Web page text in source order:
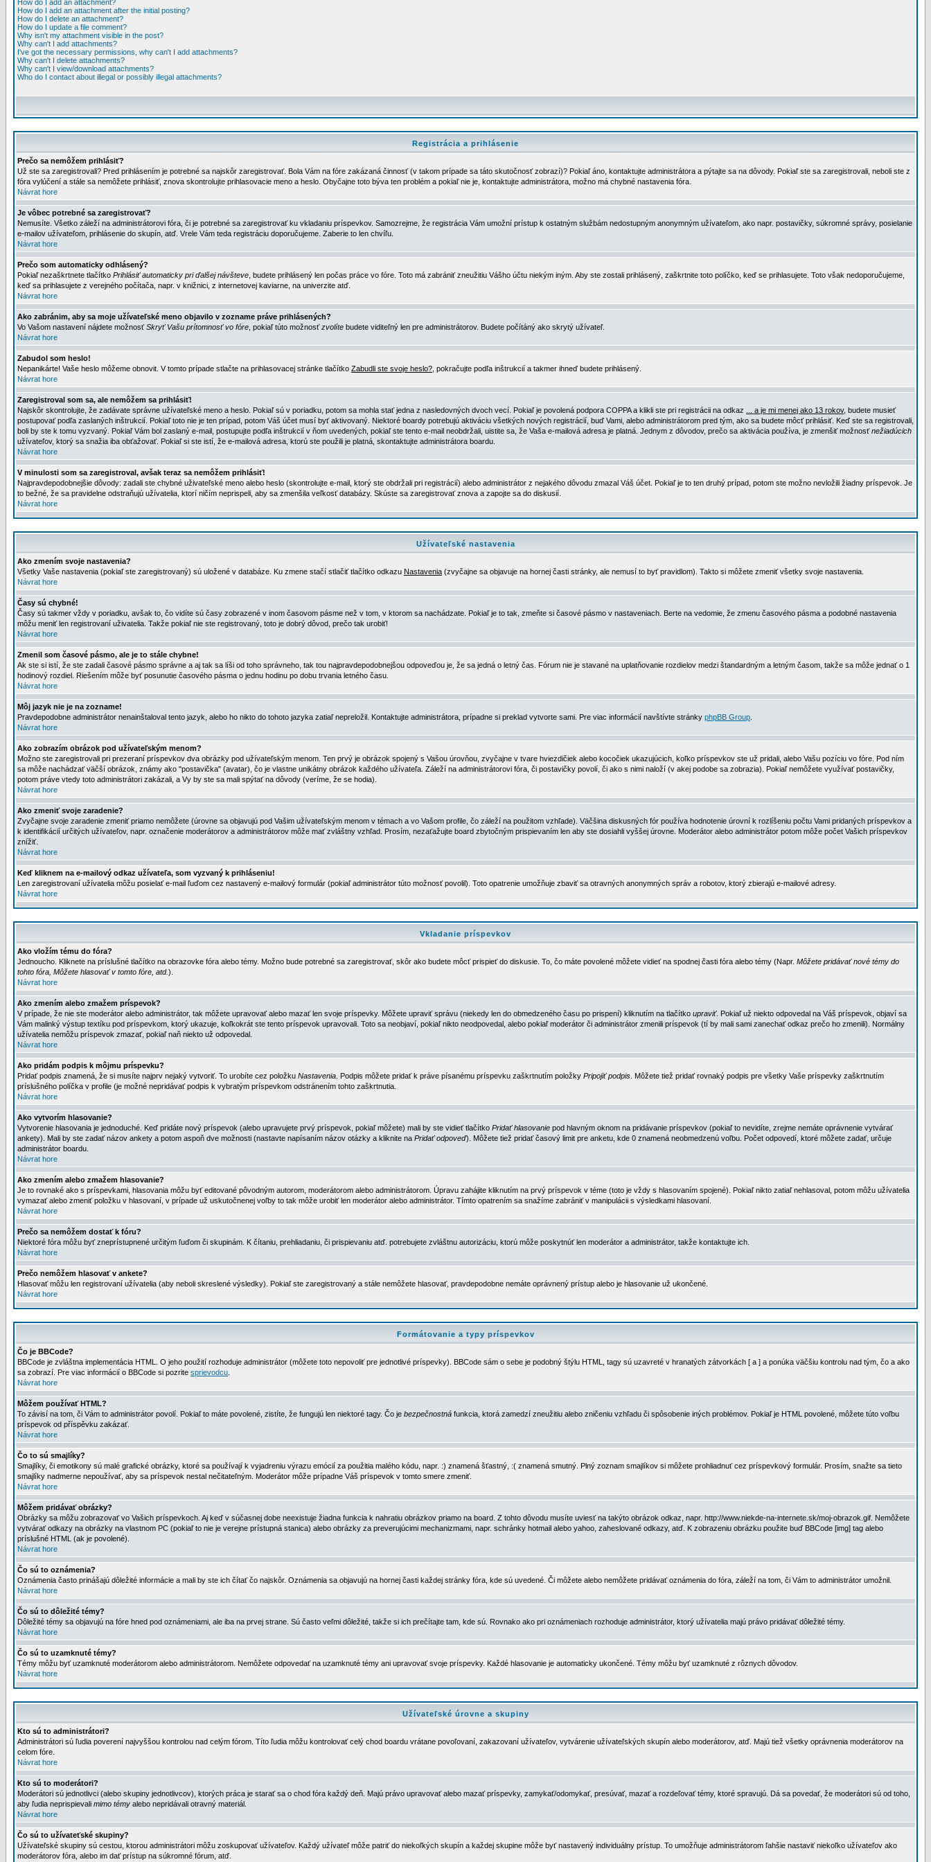
How do I add an attachment?
How do I add an attachment after the initial posting?
How do I delete an attachment?
How do I update a file comment?
Why isn't my attachment visible in the post?
Why can't I add attachments?
I've got the necessary permissions, why can't I add attachments?
Why can't I delete attachments?
Why can't I view/download attachments?
Who do I contact about illegal or possibly illegal attachments?
Registrácia a prihlásenie
Prečo sa nemôžem prihlásiť?
Už ste sa zaregistrovali? Pred prihlásením je potrebné sa najskôr zaregistrovať. Bola Vám na fóre zakázaná činnosť (v takom prípade sa táto skutočnosť zobrazí)? Pokiaľ áno, kontaktujte administrátora a pýtajte sa na dôvody. Pokiaľ ste sa zaregistrovali, neboli ste z
fóra vylúčení a stále sa nemôžete prihlásiť, znova skontrolujte prihlasovacie meno a heslo. Obyčajne toto býva ten problém a pokiaľ nie je, kontaktujte administrátora, možno má chybné nastavenia fóra.
Návrat hore
Je vôbec potrebné sa zaregistrovať?
Nemusíte. Všetko záleží na administrátorovi fóra, či je potrebné sa zaregistrovať ku vkladaniu príspevkov. Samozrejme, že registrácia Vám umožní prístup k ostatným službám nedostupným anonymným užívateľom, ako napr. postavičky, súkromné správy, posielanie
e-mailov užívateľom, prihlásenie do skupín, atď. Vrele Vám teda registráciu doporučujeme. Zaberie to len chvíľu.
Návrat hore
Prečo som automaticky odhlásený?
Pokiaľ nezaškrtnete tlačítko Prihlásiť automaticky pri ďalšej návšteve , budete prihlásený len počas práce vo fóre. Toto má zabrániť zneužitiu Vášho účtu niekým iným. Aby ste zostali prihlásený, zaškrtnite toto políčko, keď se prihlasujete. Toto však nedoporučujeme,
keď sa prihlasujete z verejného počítača, napr. v knižnici, z internetovej kaviarne, na univerzite atď.
Návrat hore
Ako zabránim, aby sa moje užívateľské meno objavilo v zozname práve prihlásených?
Vo Vašom nastavení nájdete možnosťSkryť Vašu prítomnosť vo fóre , pokiaľ túto možnosťzvolíte budete viditeľný len pre administrátorov. Budete počítáný ako skrytý užívateľ.
Návrat hore
Zabudol som heslo!
Nepanikárte! Vaše heslo môžeme obnovit. V tomto prípade stlačte na prihlasovacej stránke tlačítko Zabudli ste svoje heslo? , pokračujte podľa inštrukcií a takmer ihneď budete prihlásený.
Návrat hore
Zaregistroval som sa, ale nemôžem sa prihlásiť!
Najskôr skontrolujte, že zadávate správne užívateľské meno a heslo. Pokiaľ sú v poriadku, potom sa mohla stať jedna z nasledovných dvoch vecí. Pokiaľ je povolená podpora COPPA a klikli ste pri registrácii na odkaz
... a je mi menej ako 13 rokov, budete musieť
postupovať podľa zaslaných inštrukcií. Pokiaľ toto nie je ten prípad, potom Váš účet musí byť aktivovaný. Niektoré boardy potrebujú aktiváciu všetkých nových registrácií, buď Vami, alebo administrátorom pred tým, ako sa budete môcť prihlásiť. Keď ste sa registrovali,
boli by ste k tomu vyzvaný. Pokiaľ Vám bol zaslaný e-mail, postupujte podľa inštrukcií v ňom uvedených, pokiaľ ste tento e-mail neobdržali, uistite sa, že Vaša e-mailová adresa je platná. Jednym z dôvodov, prečo sa aktivácia používa, je zmenšiť možnosťnežiadúcich
užívateľov, ktorý sa snažia iba obťažovať. Pokiaľ si ste istí, že e-mailová adresa, ktorú ste použili je platná, skontaktujte administrátora boardu.
Návrat hore
V minulosti som sa zaregistroval, avšak teraz sa nemôžem prihlásiť!
Najpravdepodobnejšie dôvody: zadali ste chybné uživateľské meno alebo heslo (skontrolujte e-mail, ktorý ste obdržali pri registrácií) alebo administrátor z nejakého dôvodu zmazal Váš účet. Pokiaľ je to ten druhý prípad, potom ste možno nevložili žiadny príspevok. Je
to bežné, že sa pravidelne odstraňujú užívatelia, ktorí ničím neprispeli, aby sa zmenšila veľkosť databázy. Skúste sa zaregistrovať znova a zapojte sa do diskusií.
Návrat hore
Užívateľské nastavenia
Ako zmením svoje nastavenia?
Všetky Vaše nastavenia (pokiaľ ste zaregistrovaný) sú uložené v databáze. Ku zmene stačí stlačiť tlačítko odkazu Nastavenia (zvyčajne sa objavuje na hornej časti stránky, ale nemusí to byť pravidlom). Takto si môžete zmeniť všetky svoje nastavenia.
Návrat hore
Časy sú chybné!
Časy sú takmer vždy v poriadku, avšak to, čo vidíte sú časy zobrazené v inom časovom pásme než v tom, v ktorom sa nachádzate. Pokiaľ je to tak, zmeňte si časové pásmo v nastaveniach. Berte na vedomie, že zmenu časového pásma a podobné nastavenia
môžu meniť len registrovaní uživatelia. Takže pokiaľ nie ste registrovaný, toto je dobrý dôvod, prečo tak urobiť!
Návrat hore
Zmenil som časové pásmo, ale je to stále chybne!
Ak ste si istí, že ste zadali časové pásmo správne a aj tak sa líši od toho správneho, tak tou najpravdepodobnejšou odpoveďou je, že sa jedná o letný čas. Fórum nie je stavané na uplatňovanie rozdielov medzi štandardným a letným časom, takže sa môže jednať o 1
hodinový rozdiel. Riešením môže byť posunutie časového pásma o jednu hodinu po dobu trvania letného času.
Návrat hore
Môj jazyk nie je na zozname!
Pravdepodobne administrátor nenainštaloval tento jazyk, alebo ho nikto do tohoto jazyka zatiaľ nepreložil. Kontaktujte administrátora, prípadne si preklad vytvorte sami. Pre viac informácií navštívte stránky phpBB Group
Návrat hore
Ako zobrazím obrázok pod užívateľským menom?
Možno ste zaregistrovali pri prezeraní príspevkov dva obrázky pod užívateľským menom. Ten prvý je obrázok spojený s Vašou úrovňou, zvyčajne v tvare hviezdičiek alebo kocočiek ukazujúcich, koľko príspevkov ste už pridali, alebo Vašu pozíciu vo fóre. Pod ním
sa môže nachádzať väčší obrázok, známy ako "postavička" (avatar), čo je vlastne unikátny obrázok každého užívateľa. Záleží na administrátorovi fóra, či postavičky povolí, či ako s nimi naloží (v akej podobe sa zobrazia). Pokiaľ nemôžete využívať postavičky,
potom práve vtedy toto administrátori zakázali, a Vy by ste sa mali spýtať na dôvody (veríme, že se hodia).
Návrat hore
Ako zmeniť svoje zaradenie?
Zvyčajne svoje zaradenie zmeniť priamo nemôžete (úrovne sa objavujú pod Vašim užívateľským menom v témach a vo Vašom profile, čo záleží na použitom vzhľade). Väčšina diskusných fór používa hodnotenie úrovní k rozlíšeniu počtu Vami pridaných príspevkov a
k identifikácií určitých užívateľov, napr. označenie moderátorov a administrátorov môže mať zvláštny vzhľad. Prosím, nezaťažujte board zbytočným prispievaním len aby ste dosiahli vyššej úrovne. Moderátor alebo administrátor potom môže počet Vašich príspevkov
znížiť.
Návrat hore
Keď kliknem na e-mailový odkaz užívateľa, som vyzvaný k prihláseniu!
Len zaregistrovaní užívatelia môžu posielať e-mail ľuďom cez nastavený e-mailový formulár (pokiaľ administrátor túto možnosť povolil). Toto opatrenie umožňuje zbaviť sa otravných anonymných správ a robotov, ktorý zbierajú e-mailové adresy.
Návrat hore
Vkladanie príspevkov
Ako vložím tému do fóra?
Jednoucho. Kliknete na príslušné tlačítko na obrazovke fóra alebo témy. Možno bude potrebné sa zaregistrovať, skôr ako budete môcť prispieť do diskusie. To, čo máte povolené môžete vidieť na spodnej časti fóra alebo témy (Napr. Môžete pridávať nové témy do
tohto fóra, Môžete hlasovať v tomto fóre, atd.).
Návrat hore
Ako zmením alebo zmažem príspevok?
V prípade, že nie ste moderátor alebo administrátor, tak môžete upravovať alebo mazať len svoje príspevky. Môžete upraviť správu (niekedy len do obmedzeného času po prispení) kliknutím na tlačítko upraviť. Pokiaľ už niekto odpovedal na Váš príspevok, objaví sa
Vám malinký výstup textíku pod príspevkom, ktorý ukazuje, koľkokrát ste tento príspevok upravovali. Toto sa neobjaví, pokiaľ nikto neodpovedal, alebo pokiaľ moderátor či administrátor zmenili príspevok (tí by mali sami zanechať odkaz prečo ho zmenili). Normálny
užívatelia nemôžu príspevok zmazať, pokiaľ naň niekto už odpovedal.
Návrat hore
Ako pridám podpis k môjmu príspevku?
Pridať podpis znamená, že si musíte najprv nejaký vytvoriť. To urobíte cez položku Nastavenia . Podpis môžete pridať k práve písanému príspevku zaškrtnutím položky Pripojiť podpis . Môžete tiež pridať rovnaký podpis pre všetky Vaše príspevky zaškrtnutím
príslušného políčka v profile (je možné nepridávať podpis k vybratým príspevkom odstránením tohto zaškrtnutia.
Návrat hore
Ako vytvorím hlasovanie?
Vytvorenie hlasovania je jednoduché. Keď pridáte nový príspevok (alebo upravujete prvý príspevok, pokiaľ môžete) mali by ste vidieť tlačítko Pridať hlasovanie pod hlavným oknom na pridávanie príspevkov (pokiaľ to nevidíte, zrejme nemáte oprávnenie vytvárať
ankety). Mali by ste zadať názov ankety a potom aspoň dve možnosti (nastavte napísaním názov otázky a kliknite na Pridať odpoveď). Môžete tiež pridať časový limit pre anketu, kde 0 znamená neobmedzenú voľbu. Počet odpovedí, ktoré môžete zadať, určuje
administrátor boardu.
Návrat hore
Ako zmením alebo zmažem hlasovanie?
Je to rovnaké ako s príspevkami, hlasovania môžu byť editované pôvodným autorom, moderátorom alebo administrátorom. Úpravu zahájite kliknutím na prvý príspevok v téme (toto je vždy s hlasovaním spojené). Pokiaľ nikto zatiaľ nehlasoval, potom môžu užívatelia
vymazať alebo zmeniť položku v hlasovaní, v prípade už uskutočnenej voľby to tak môže urobiť len moderátor alebo administrátor. Tímto opatrením sa snažíme zabrániť v manipulácii s výsledkami hlasovaní.
Návrat hore
Prečo sa nemôžem dostať k fóru?
Niektoré fóra môžu byť zneprístupnené určitým ľuďom či skupinám. K čítaniu, prehliadaniu, či prispievaniu atď. potrebujete zvláštnu autorizáciu, ktorú môže poskytnúť len moderátor a administrátor, takže kontaktujte ich.
Návrat hore
Prečo nemôžem hlasovať v ankete?
Hlasovať môžu len registrovaní užívatelia (aby neboli skreslené výsledky). Pokiaľ ste zaregistrovaný a stále nemôžete hlasovať, pravdepodobne nemáte oprávnený prístup alebo je hlasovanie už ukončené.
Návrat hore
Formátovanie a typy príspevkov
Čo je BBCode?
BBCode je zvláštna implementácia HTML. O jeho použití rozhoduje administrátor (môžete toto nepovoliť pre jednotlivé príspevky). BBCode sám o sebe je podobný štýlu HTML, tagy sú uzavreté v hranatých zátvorkách [ a ] a ponúka väčšiu kontrolu nad tým, čo a ako
sa zobrazí. Pre viac informácií o BBCode si pozrite sprievodcu
Návrat hore
Môžem používať HTML?
To závisí na tom, či Vám to administrátor povolí. Pokiaľ to máte povolené, zistíte, že fungujú len niektoré tagy. Čo je bezpečnostná funkcia, ktorá zamedzí zneužitiu alebo zničeniu vzhľadu či spôsobenie iných problémov. Pokiaľ je HTML povolené, môžete túto voľbu
príspevok od příspěvku zakázať.
Návrat hore
Čo to sú smajlíky?
Smajlíky, či emotikony sú malé grafické obrázky, ktoré sa používají k vyjadreniu výrazu emócií za použitia malého kódu, napr. :) znamená šťastný, :( znamená smutný. Plný zoznam smajlíkov si môžete prohliadnuť cez príspevkový formulár. Prosím, snažte sa tieto
smajlíky nadmerne nepoužívať, aby sa príspevok nestal nečitateľným. Moderátor môže prípadne Váš príspevok v tomto smere zmeniť.
Návrat hore
Môžem pridávať obrázky?
Obrázky sa môžu zobrazovať vo Vašich príspevkoch. Aj keď v súčasnej dobe neexistuje žiadna funkcia k nahratiu obrázkov priamo na board. Z tohto dôvodu musíte uviesť na takýto obrázok odkaz, napr. http://www.niekde-na-internete.sk/moj-obrazok.gif. Nemôžete
vytvárať odkazy na obrázky na vlastnom PC (pokiaľ to nie je verejne prístupná stanica) alebo obrázky za preverujúcimi mechanizmami, napr. schránky hotmail alebo yahoo, zaheslované odkazy, atď. K zobrazeniu obrázku použite buď BBCode [img] tag alebo
príslušné HTML (ak je povolené).
Návrat hore
Čo sú to oznámenia?
Oznámenia často prinášajú dôležité informácie a mali by ste ich čítať čo najskôr. Oznámenia sa objavujú na hornej časti každej stránky fóra, kde sú uvedené. Či môžete alebo nemôžete pridávať oznámenia do fóra, záleží na tom, či Vám to administrátor umožnil.
Návrat hore
Čo sú to dôležité témy?
Dôležité témy sa objavujú na fóre hned pod oznámeniami, ale iba na prvej strane. Sú často veľmi dôležité, takže si ich prečítajte tam, kde sú. Rovnako ako pri oznámeniach rozhoduje administrátor, ktorý užívatelia majú právo pridávať dôležité témy.
Návrat hore
Čo sú to uzamknuté témy?
Témy môžu byť uzamknuté moderátorom alebo administrátorom. Nemôžete odpovedať na uzamknuté témy ani upravovať svoje príspevky. Každé hlasovanie je automaticky ukončené. Témy môžu byť uzamknuté z rôznych dôvodov.
Návrat hore
Užívateľské úrovne a skupiny
Kto sú to administrátori?
Administrátori sú ľudia poverení najvyššou kontrolou nad celým fórom. Títo ľudia môžu kontrolovať celý chod boardu vrátane povoľovaní, zakazovaní užívateľov, vytvárenie užívateľských skupín alebo moderátorov, atď. Majú tiež všetky oprávnenia moderátorov na
celom fóre.
Návrat hore
Kto sú to moderátori?
Moderátori sú jednotlivci (alebo skupiny jednotlivcov), ktorých práca je starať sa o chod fóra každý deň. Majú právo upravovať alebo mazať príspevky, zamykať/odomykať, presúvať, mazať a rozdeľovať témy, ktoré spravujú. Dá sa povedať, že moderátori sú od toho,
aby ľudia neprispievali mimo témy alebo nepridávali otravný materiál.
Návrat hore
Čo sú to užívateťské skupiny?
Užívateľské skupiny sú cestou, ktorou administrátori môžu zoskupovať užívateľov. Každý užívateľ môže patriť do niekoľkých skupín a každej skupine môže byť nastavený individuálny prístup. To umožňuje administrátorom ľahšie nastaviť niekoľko užívateľov ako
moderátorov fóra, alebo im dať prístup na súkromné fórum, atď.